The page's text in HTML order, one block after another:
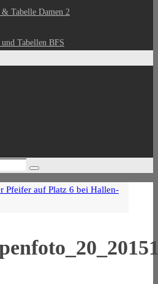
& Tabelle Damen 2
und Tabellen BFS
Suchen
Pfeifer auf Platz 6 bei Hallen-